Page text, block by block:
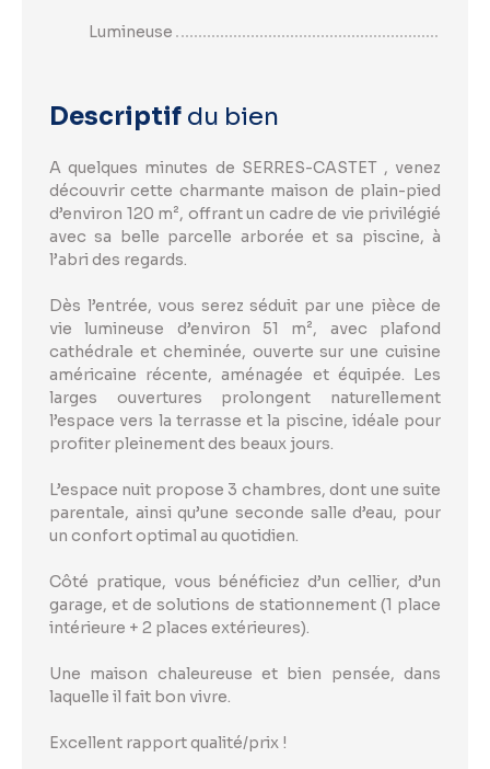
Lumineuse
Descriptif du bien
A quelques minutes de SERRES-CASTET , venez
découvrir cette charmante maison de plain-pied
d’environ 120 m², offrant un cadre de vie privilégié
avec sa belle parcelle arborée et sa piscine, à
l’abri des regards.
Dès l’entrée, vous serez séduit par une pièce de
vie lumineuse d’environ 51 m², avec plafond
cathédrale et cheminée, ouverte sur une cuisine
américaine récente, aménagée et équipée. Les
larges ouvertures prolongent naturellement
l’espace vers la terrasse et la piscine, idéale pour
profiter pleinement des beaux jours.
L’espace nuit propose 3 chambres, dont une suite
parentale, ainsi qu’une seconde salle d’eau, pour
un confort optimal au quotidien.
Côté pratique, vous bénéficiez d’un cellier, d’un
garage, et de solutions de stationnement (1 place
intérieure + 2 places extérieures).
Une maison chaleureuse et bien pensée, dans
laquelle il fait bon vivre.
Excellent rapport qualité/prix !